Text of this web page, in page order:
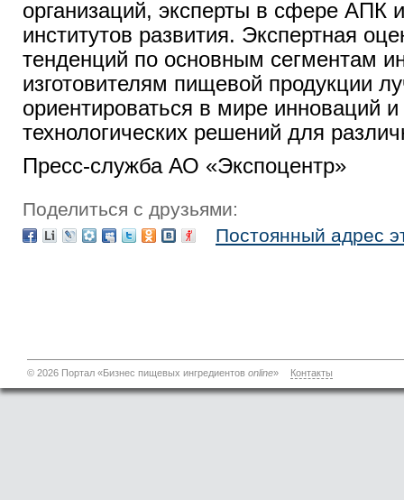
организаций, эксперты в сфере АПК
институтов развития. Экспертная
тенденций по основным сегментам
изготовителям пищевой продукции
ориентироваться в мире инноваций
технологических решений для
Пресс-служба АО «Экспоцентр»
Поделиться с друзьями:
Постоянный адрес
© 2026 Портал «Бизнес пищевых ингредиентов online» Контакты